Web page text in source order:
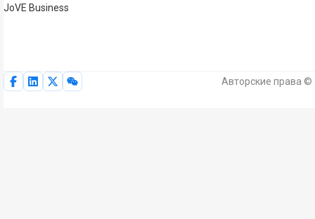
JoVE Business
Авторские права